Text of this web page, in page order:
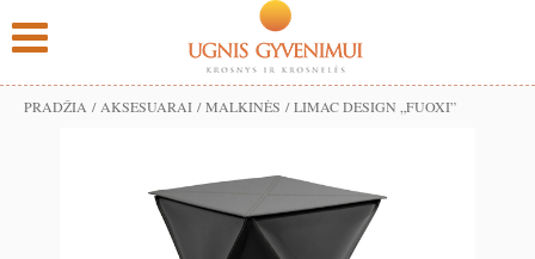
PRADŽIA / AKSESUARAI /MALKINĖS / LIMAC DESIGN „FUOXI”